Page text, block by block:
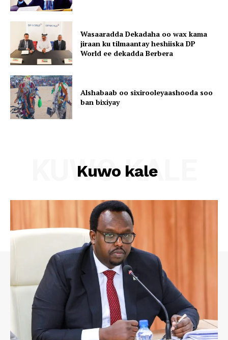
Wasaaradda Dekadaha oo wax kama
jiraan ku tilmaantay heshiiska DP
World ee dekadda Berbera
Alshabaab oo sixirooleyaashooda soo
ban bixiyay
Kuwo kale
KUWO KALE